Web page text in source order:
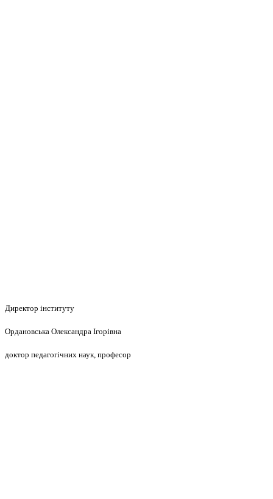
Директор інституту
Ордановська Олександра Ігорівна
доктор педагогічних наук, професор